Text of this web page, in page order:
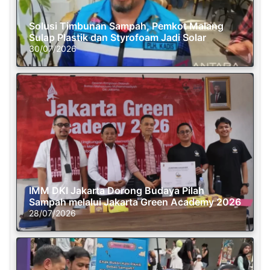
Solusi Timbunan Sampah, Pemkot Malang
Sulap Plastik dan Styrofoam Jadi Solar
30/07/2026
IMM DKI Jakarta Dorong Budaya Pilah
Sampah melalui Jakarta Green Academy 2026
28/07/2026